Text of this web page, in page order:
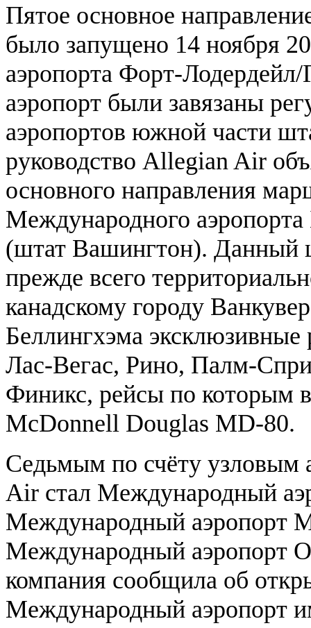
Пятое основное
было запущено 14 ноября
аэропорта Форт-
аэропорт были завязаны
аэропортов южной части
руководство Allegian Air
основного направления
Международного
(штат Вашингтон). Данный
прежде всего
канадскому городу
Беллингхэма
Лас-Вегас, Рино, Палм-
Финикс, рейсы по которым
McDonnell Douglas MD-80.
Седьмым по счёту узловым
Air стал Международный
Международный аэропорт
Международный аэропорт
компания сообщила об
Международный аэропорт